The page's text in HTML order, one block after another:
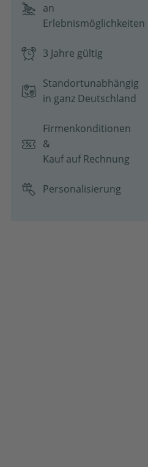
an
Erlebnismöglichkeiten
3 Jahre gültig
Standortunabhängig
in ganz Deutschland
Firmenkonditionen
&
Kauf auf Rechnung
Personalisierung